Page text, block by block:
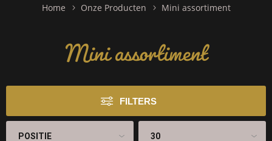
Home Onze Producten Mini assortiment
Mini assortiment
FILTERS